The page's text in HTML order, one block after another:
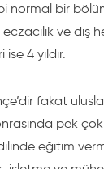
normal bir
ve diş
4 yıldır.
fakat
pek
eğitim